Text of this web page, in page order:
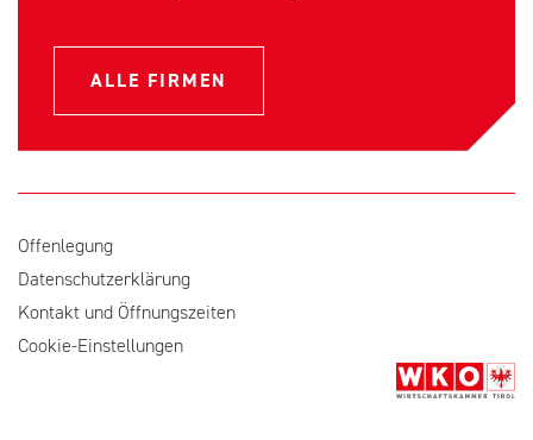
ALLE FIRMEN
Offenlegung
Datenschutzerklärung
Kontakt und Öffnungszeiten
Cookie-Einstellungen